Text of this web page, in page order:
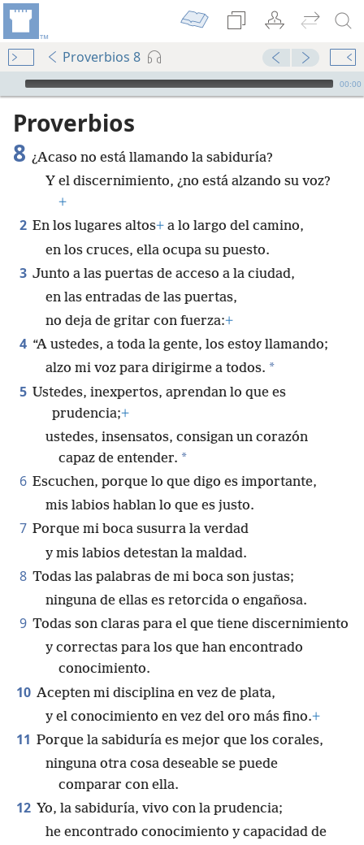
Proverbios 8
Audio Player
00:00
Proverbios
8 ¿Acaso no está llamando la sabiduría?
Y el discernimiento, ¿no está alzando su voz?
+
2 En los lugares altos+ a lo largo del camino,
en los cruces, ella ocupa su puesto.
3 Junto a las puertas de acceso a la ciudad,
en las entradas de las puertas,
no deja de gritar con fuerza:+
4 “A ustedes, a toda la gente, los estoy llamando;
alzo mi voz para dirigirme a todos. *
5 Ustedes, inexpertos, aprendan lo que es
prudencia;+
ustedes, insensatos, consigan un corazón
capaz de entender. *
6 Escuchen, porque lo que digo es importante,
mis labios hablan lo que es justo.
7 Porque mi boca susurra la verdad
y mis labios detestan la maldad.
8 Todas las palabras de mi boca son justas;
ninguna de ellas es retorcida o engañosa.
9 Todas son claras para el que tiene discernimiento
y correctas para los que han encontrado
conocimiento.
10 Acepten mi disciplina en vez de plata,
y el conocimiento en vez del oro más fino.+
11 Porque la sabiduría es mejor que los corales,
ninguna otra cosa deseable se puede
comparar con ella.
12 Yo, la sabiduría, vivo con la prudencia;
he encontrado conocimiento y capacidad de